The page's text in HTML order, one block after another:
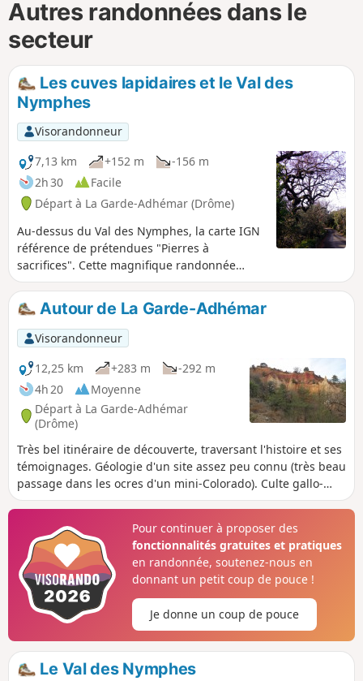
Autres randonnées dans le
secteur
Les cuves lapidaires et le Val des
Nymphes
Visorandonneur
7,13 km
+152 m
-156 m
2h 30
Facile
Départ à La Garde-Adhémar (Drôme)
Au-dessus du Val des Nymphes, la carte IGN
référence de prétendues "Pierres à
sacrifices". Cette magnifique randonnée
permet d'en observer quelques unes, puis de
revisiter le site magique des alentours de la
chapelle.Autour de La Garde-Adhémar
Visorandonneur
12,25 km
+283 m
-292 m
4h 20
Moyenne
Départ à La Garde-Adhémar
(Drôme)
Très bel itinéraire de découverte, traversant l'histoire et ses
témoignages. Géologie d'un site assez peu connu (très beau
passage dans les ocres d'un mini-Colorado). Culte gallo-
romain au Val des Nymphes, sources et prieuré. Cuves
l’époque Gallo-romaine (pierres de meules, appelée “pierres
à sacrifices”, cuves d'anciens fouloirs à raisin datant de la
fin de l’Antiquité au XIIe ou XIIIe siècle). Fief médiéval des
Adhémar au XIIe siècle.
Pour continuer à proposer des
fonctionnalités gratuites et pratiques
en randonnée, soutenez-nous en
donnant un petit coup de pouce !
Je donne un coup de pouce
Le Val des Nymphes